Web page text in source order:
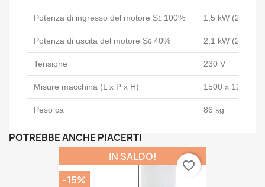
Potenza di ingresso del motore S1 100% 1,5 kW (2,0 CV)
Potenza di uscita del motore S6 40% 2,1 kW (2,85
Tensione 230 V
Misure macchina (L x P x H) 1500 x 1200 x
Peso ca 86 kg
POTREBBE ANCHE PIACERTI
IN SALDO!
-15%
favorite_border